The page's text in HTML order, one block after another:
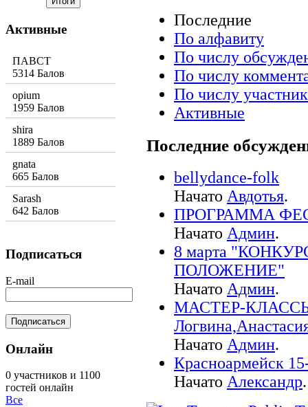
Последние
По алфавиту
По числу
По числу
По числу
Активные
Последние
bellydance-folk
Начато Авдотья.
ПРОГРАММА
Начато Админ.
8 марта
ПОЛОЖЕНИЕ"
Начато Админ.
МАСТЕР-КЛАССЫ!
Начато Админ.
Красноармейск
Начато Александр.
Активные
ПАВСТ
5314 Балов
opium
1959 Балов
shira
1889 Балов
gnata
665 Балов
Sarash
642 Балов
Подписаться
E-mail
Онлайн
0 участников и 1100
гостей онлайн
Все